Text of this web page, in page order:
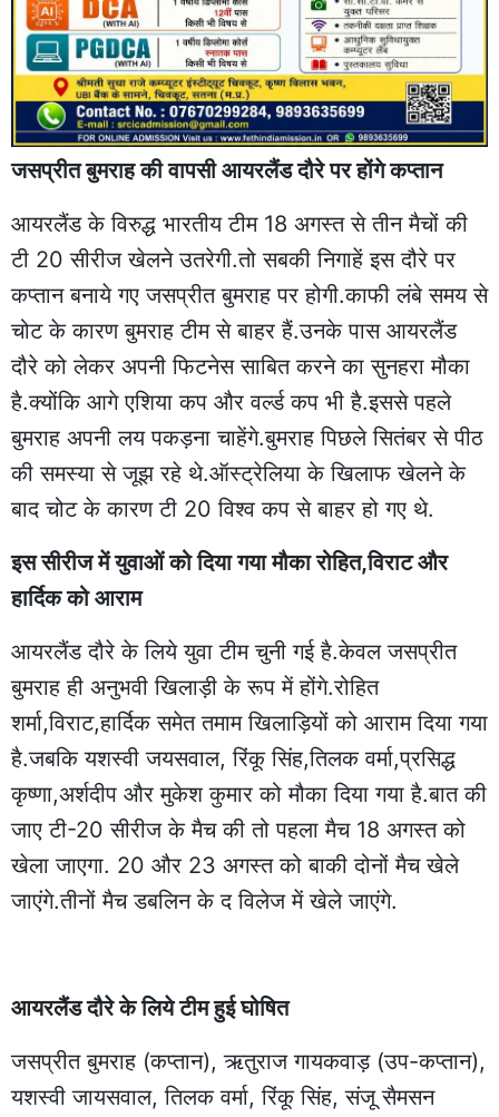
जसप्रीत बुमराह की वापसी आयरलैंड दौरे पर होंगे कप्तान
आयरलैंड के विरुद्ध भारतीय टीम 18 अगस्त से तीन मैचों की
टी 20 सीरीज खेलने उतरेगी.तो सबकी निगाहें इस दौरे पर
कप्तान बनाये गए जसप्रीत बुमराह पर होगी.काफी लंबे समय से
चोट के कारण बुमराह टीम से बाहर हैं.उनके पास आयरलैंड
दौरे को लेकर अपनी फिटनेस साबित करने का सुनहरा मौका
है.क्योंकि आगे एशिया कप और वर्ल्ड कप भी है.इससे पहले
बुमराह अपनी लय पकड़ना चाहेंगे.बुमराह पिछले सितंबर से पीठ
की समस्या से जूझ रहे थे.ऑस्ट्रेलिया के खिलाफ खेलने के
बाद चोट के कारण टी 20 विश्व कप से बाहर हो गए थे.
इस सीरीज में युवाओं को दिया गया मौका रोहित,विराट और
हार्दिक को आराम
आयरलैंड दौरे के लिये युवा टीम चुनी गई है.केवल जसप्रीत
बुमराह ही अनुभवी खिलाड़ी के रूप में होंगे.रोहित
शर्मा,विराट,हार्दिक समेत तमाम खिलाड़ियों को आराम दिया गया
है.जबकि यशस्वी जयसवाल, रिंकू सिंह,तिलक वर्मा,प्रसिद्ध
कृष्णा,अर्शदीप और मुकेश कुमार को मौका दिया गया है.बात की
जाए टी-20 सीरीज के मैच की तो पहला मैच 18 अगस्त को
खेला जाएगा. 20 और 23 अगस्त को बाकी दोनों मैच खेले
जाएंगे.तीनों मैच डबलिन के द विलेज में खेले जाएंगे.
आयरलैंड दौरे के लिये टीम हुई घोषित
जसप्रीत बुमराह (कप्तान), ऋतुराज गायकवाड़ (उप-कप्तान),
यशस्वी जायसवाल, तिलक वर्मा, रिंकू सिंह, संजू सैमसन